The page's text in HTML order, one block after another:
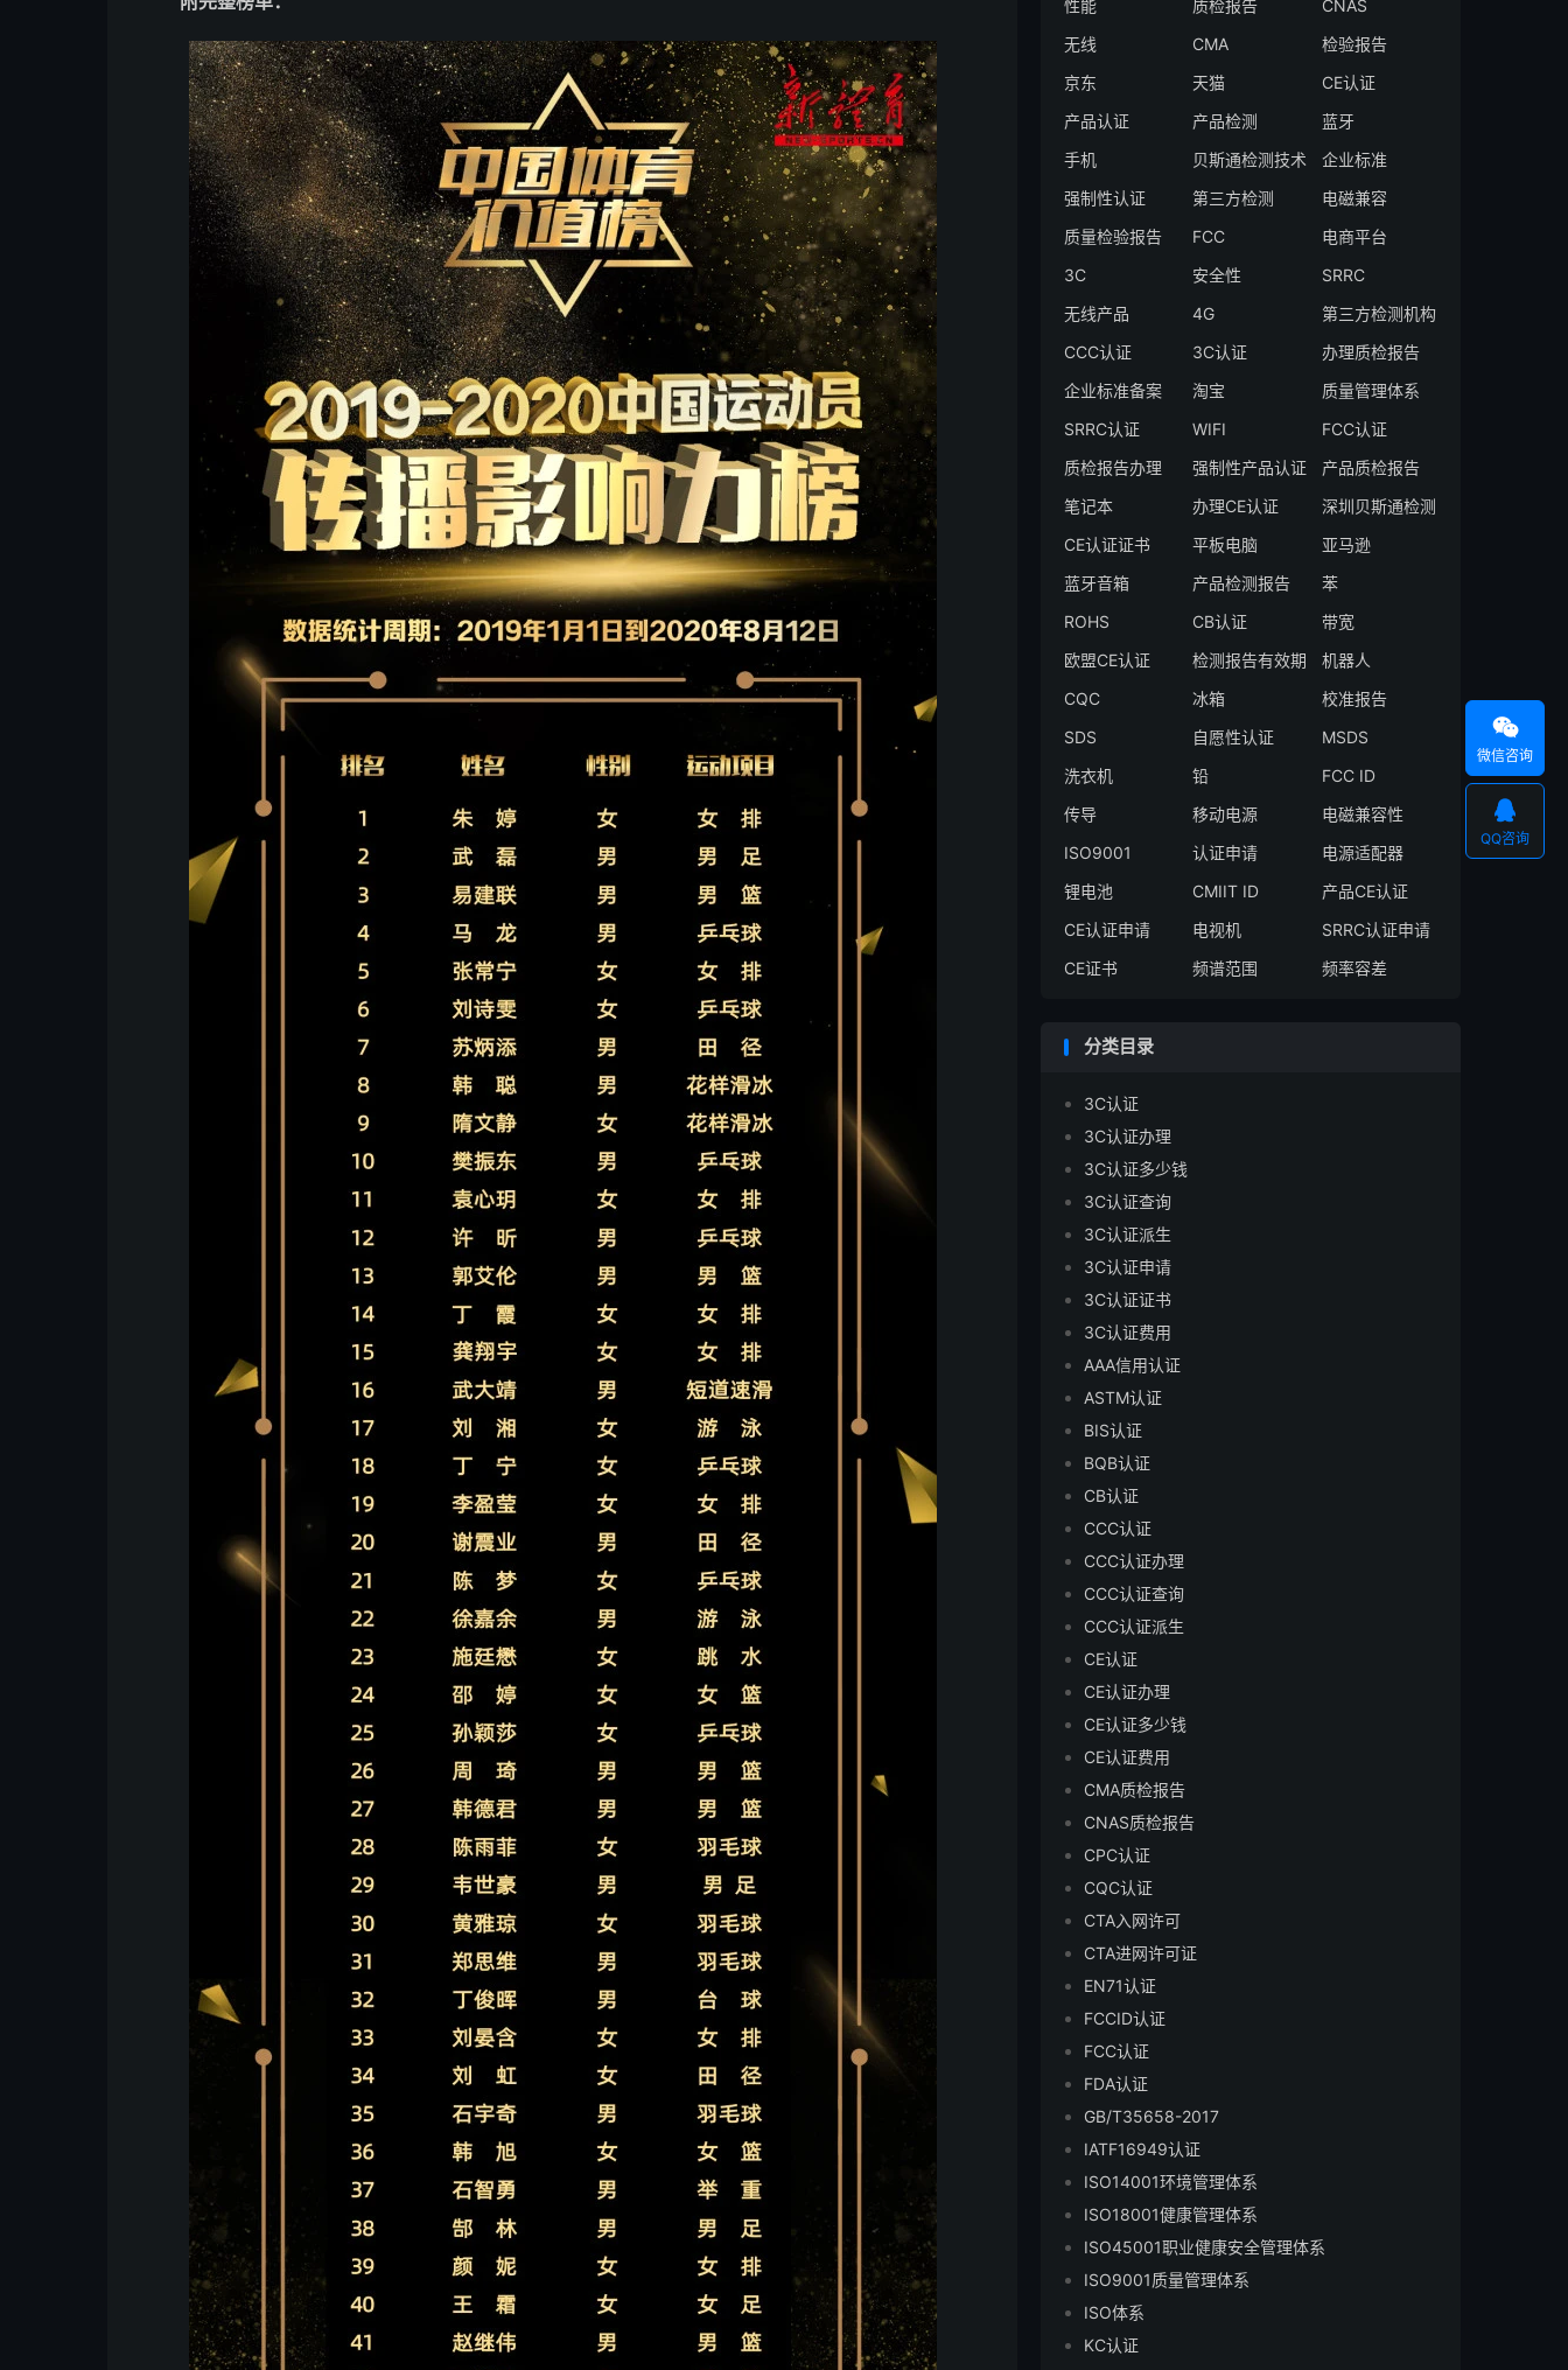
性能
质检报告
CNAS
无线
CMA
检验报告
京东
天猫
CE认证
产品认证
产品检测
蓝牙
手机
贝斯通检测技术
企业标准
强制性认证
第三方检测
电磁兼容
质量检验报告
FCC
电商平台
3C
安全性
SRRC
无线产品
4G
第三方检测机构
CCC认证
3C认证
办理质检报告
企业标准备案
淘宝
质量管理体系
SRRC认证
WIFI
FCC认证
质检报告办理
强制性产品认证
产品质检报告
笔记本
办理CE认证
深圳贝斯通检测
CE认证证书
平板电脑
亚马逊
蓝牙音箱
产品检测报告
苯
ROHS
CB认证
带宽
欧盟CE认证
检测报告有效期
机器人
CQC
冰箱
校准报告
SDS
自愿性认证
MSDS
洗衣机
铅
FCC ID
传导
移动电源
电磁兼容性
ISO9001
认证申请
电源适配器
锂电池
CMIIT ID
产品CE认证
CE认证申请
电视机
SRRC认证申请
CE证书
频谱范围 频率容差
分类目录
3C认证
3C认证办理
3C认证多少钱
3C认证查询
3C认证派生
3C认证申请
3C认证证书
3C认证费用
AAA信用认证
ASTM认证
BIS认证
BQB认证
CB认证
CCC认证
CCC认证办理
CCC认证查询
CCC认证派生
CE认证
CE认证办理
CE认证多少钱
CE认证费用
CMA质检报告
CNAS质检报告
CPC认证
CQC认证
CTA入网许可
CTA进网许可证
EN71认证
FCCID认证
FCC认证
FDA认证
GB/T35658-2017
IATF16949认证
ISO14001环境管理体系
ISO18001健康管理体系
ISO45001职业健康安全管理体系
ISO9001质量管理体系
ISO体系
KC认证

微信咨询

QQ咨询